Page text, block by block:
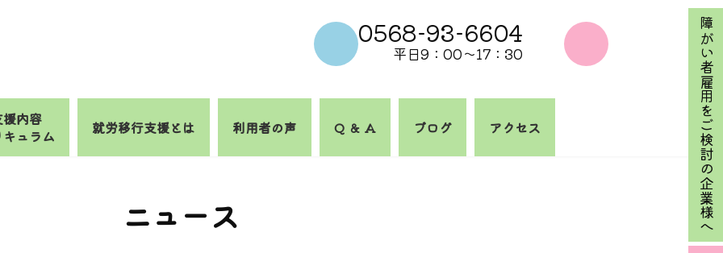
0568-93-6604
平日9：00～17：30
内容
ュラム
就労移行支援とは 利用者の声 Q ＆ A ブログ アクセス 障がい者雇用をご検討の企業様へ
ニュース